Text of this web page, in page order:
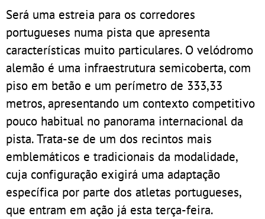
Será uma estreia para os corredores
portugueses numa pista que apresenta
características muito particulares. O velódromo
alemão é uma infraestrutura semicoberta, com
piso em betão e um perímetro de 333,33
metros, apresentando um contexto competitivo
pouco habitual no panorama internacional da
pista. Trata-se de um dos recintos mais
emblemáticos e tradicionais da modalidade,
cuja configuração exigirá uma adaptação
específica por parte dos atletas portugueses,
que entram em ação já esta terça-feira.